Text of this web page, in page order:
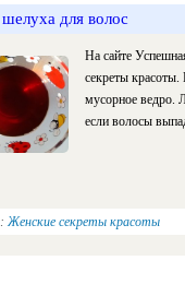
для волос
На сайте
секреты
мусорное ведро.
если волосы
Женские секреты красоты